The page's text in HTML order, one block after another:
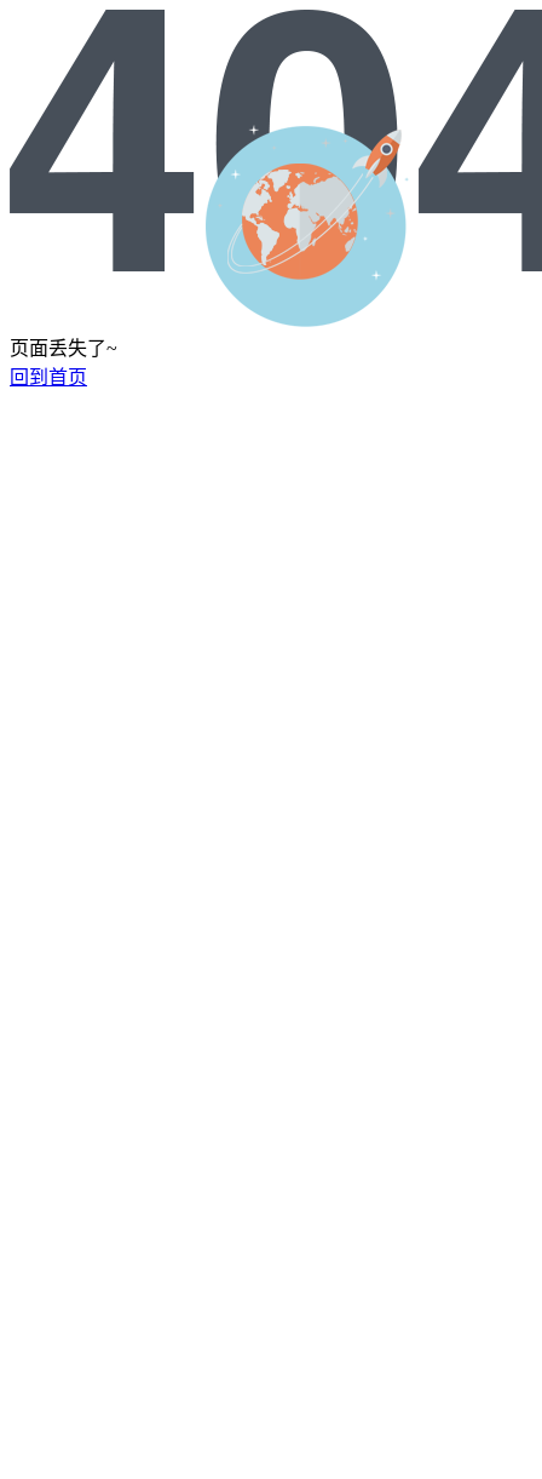
页面丢失了~
回到首页